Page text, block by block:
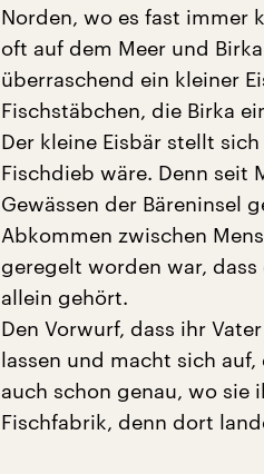
Norden, wo es fast immer
oft auf dem Meer und
überraschend ein kleiner
Fischstäbchen, die Birka
Der kleine Eisbär stellt
Fischdieb wäre. Denn seit
Gewässen der Bäreninsel
Abkommen zwischen
geregelt worden war, dass
allein gehört.
Den Vorwurf, dass ihr
lassen und macht sich
auch schon genau, wo sie
Fischfabrik, denn dort